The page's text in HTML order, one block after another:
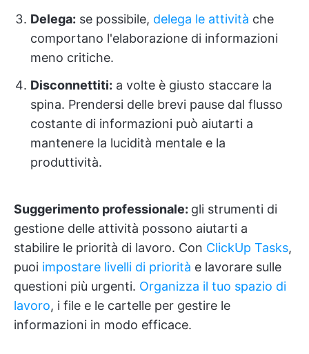
Delega: se possibile, delega le attività che
comportano l'elaborazione di informazioni
meno critiche.
Disconnettiti: a volte è giusto staccare la
spina. Prendersi delle brevi pause dal flusso
costante di informazioni può aiutarti a
mantenere la lucidità mentale e la
produttività.
Suggerimento professionale: gli strumenti di
gestione delle attività possono aiutarti a
stabilire le priorità di lavoro. Con ClickUp Tasks,
puoi impostare livelli di priorità e lavorare sulle
questioni più urgenti. Organizza il tuo spazio di
lavoro, i file e le cartelle per gestire le
informazioni in modo efficace.